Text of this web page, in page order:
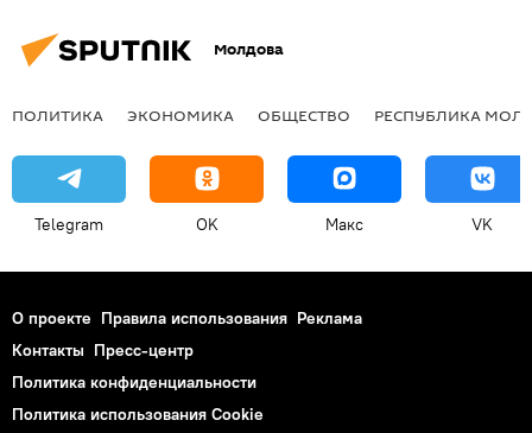
Молдова
ПОЛИТИКА ЭКОНОМИКА ОБЩЕСТВО РЕСПУБЛИКА
Telegram OK Макс VK
О проекте Правила использования Реклама
Контакты Пресс-центр
Политика конфиденциальности
Политика использования Cookie